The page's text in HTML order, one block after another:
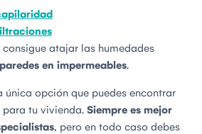
atajar las humedades
paredes en impermeables.
única opción que puedes encontrar
tu vivienda. Siempre es mejor
, pero en todo caso debes